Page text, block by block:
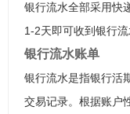
银行流水全部采用快
1-2天即可收到银行流
银行流水账单
银行流水是指银行活
交易记录。根据账户